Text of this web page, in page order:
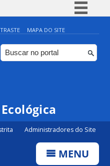
Simplifique!
Comunica BR
Participe
Canais
MAPA DO SITE
Administradores do Site
MENU